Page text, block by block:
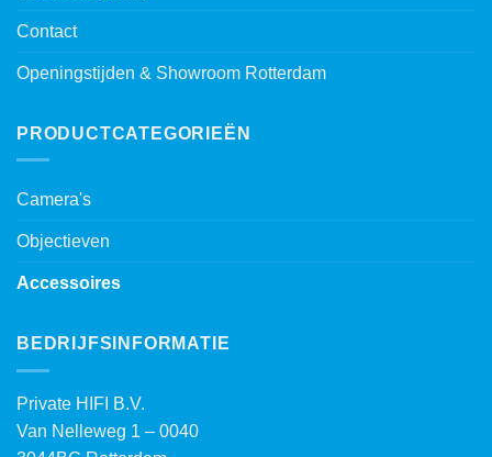
Contact
Openingstijden & Showroom Rotterdam
PRODUCTCATEGORIEËN
Camera's
Objectieven
Accessoires
BEDRIJFSINFORMATIE
Private HIFI B.V.
Van Nelleweg 1 – 0040